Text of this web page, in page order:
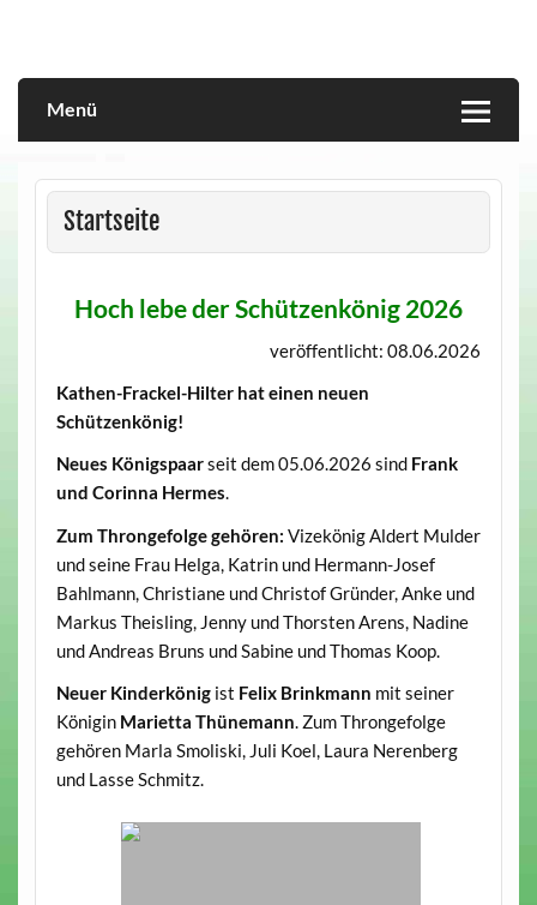
Menü
Startseite
Hoch lebe der Schützenkönig 2026
veröffentlicht: 08.06.2026
Kathen-Frackel-Hilter hat einen neuen
Schützenkönig!
Neues Königspaarseit dem 05.06.2026 sind Frank
und Corinna Hermes.
Zum Throngefolge gehören: Vizekönig Aldert Mulder
und seine Frau Helga, Katrin und Hermann-Josef
Bahlmann, Christiane und Christof Gründer, Anke und
Markus Theisling, Jenny und Thorsten Arens, Nadine
und Andreas Bruns und Sabine und Thomas Koop.
Neuer Kinderkönigist Felix Brinkmann mit seiner
Königin Marietta Thünemann. Zum Throngefolge
gehören Marla Smoliski, Juli Koel, Laura Nerenberg
und Lasse Schmitz.